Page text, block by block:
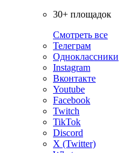
30+ площадок
Смотреть все
Телеграм
Одноклассники
Instagram
Вконтакте
Youtube
Facebook
Twitch
TikTok
Discord
X (Twitter)